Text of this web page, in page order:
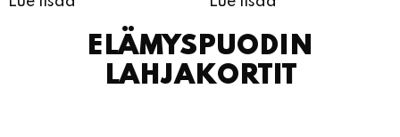
ELÄMYSPUODIN
LAHJAKORTIT